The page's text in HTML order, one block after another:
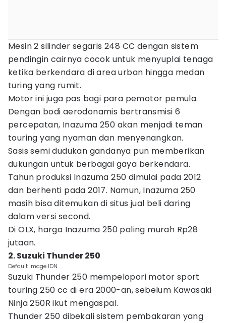
Mesin 2 silinder segaris 248 CC dengan sistem
pendingin cairnya cocok untuk menyuplai tenaga
ketika berkendara di area urban hingga medan
turing yang rumit.
Motor ini juga pas bagi para pemotor pemula.
Dengan bodi aerodonamis bertransmisi 6
percepatan, Inazuma 250 akan menjadi teman
touring yang nyaman dan menyenangkan.
Sasis semi dudukan gandanya pun memberikan
dukungan untuk berbagai gaya berkendara.
Tahun produksi Inazuma 250 dimulai pada 2012
dan berhenti pada 2017. Namun, Inazuma 250
masih bisa ditemukan di situs jual beli daring
dalam versi second.
Di OLX, harga Inazuma 250 paling murah Rp28
jutaan.
2. Suzuki Thunder 250
Default Image IDN
Suzuki Thunder 250 mempelopori motor sport
touring 250 cc di era 2000-an, sebelum Kawasaki
Ninja 250R ikut mengaspal.
Thunder 250 dibekali sistem pembakaran yang